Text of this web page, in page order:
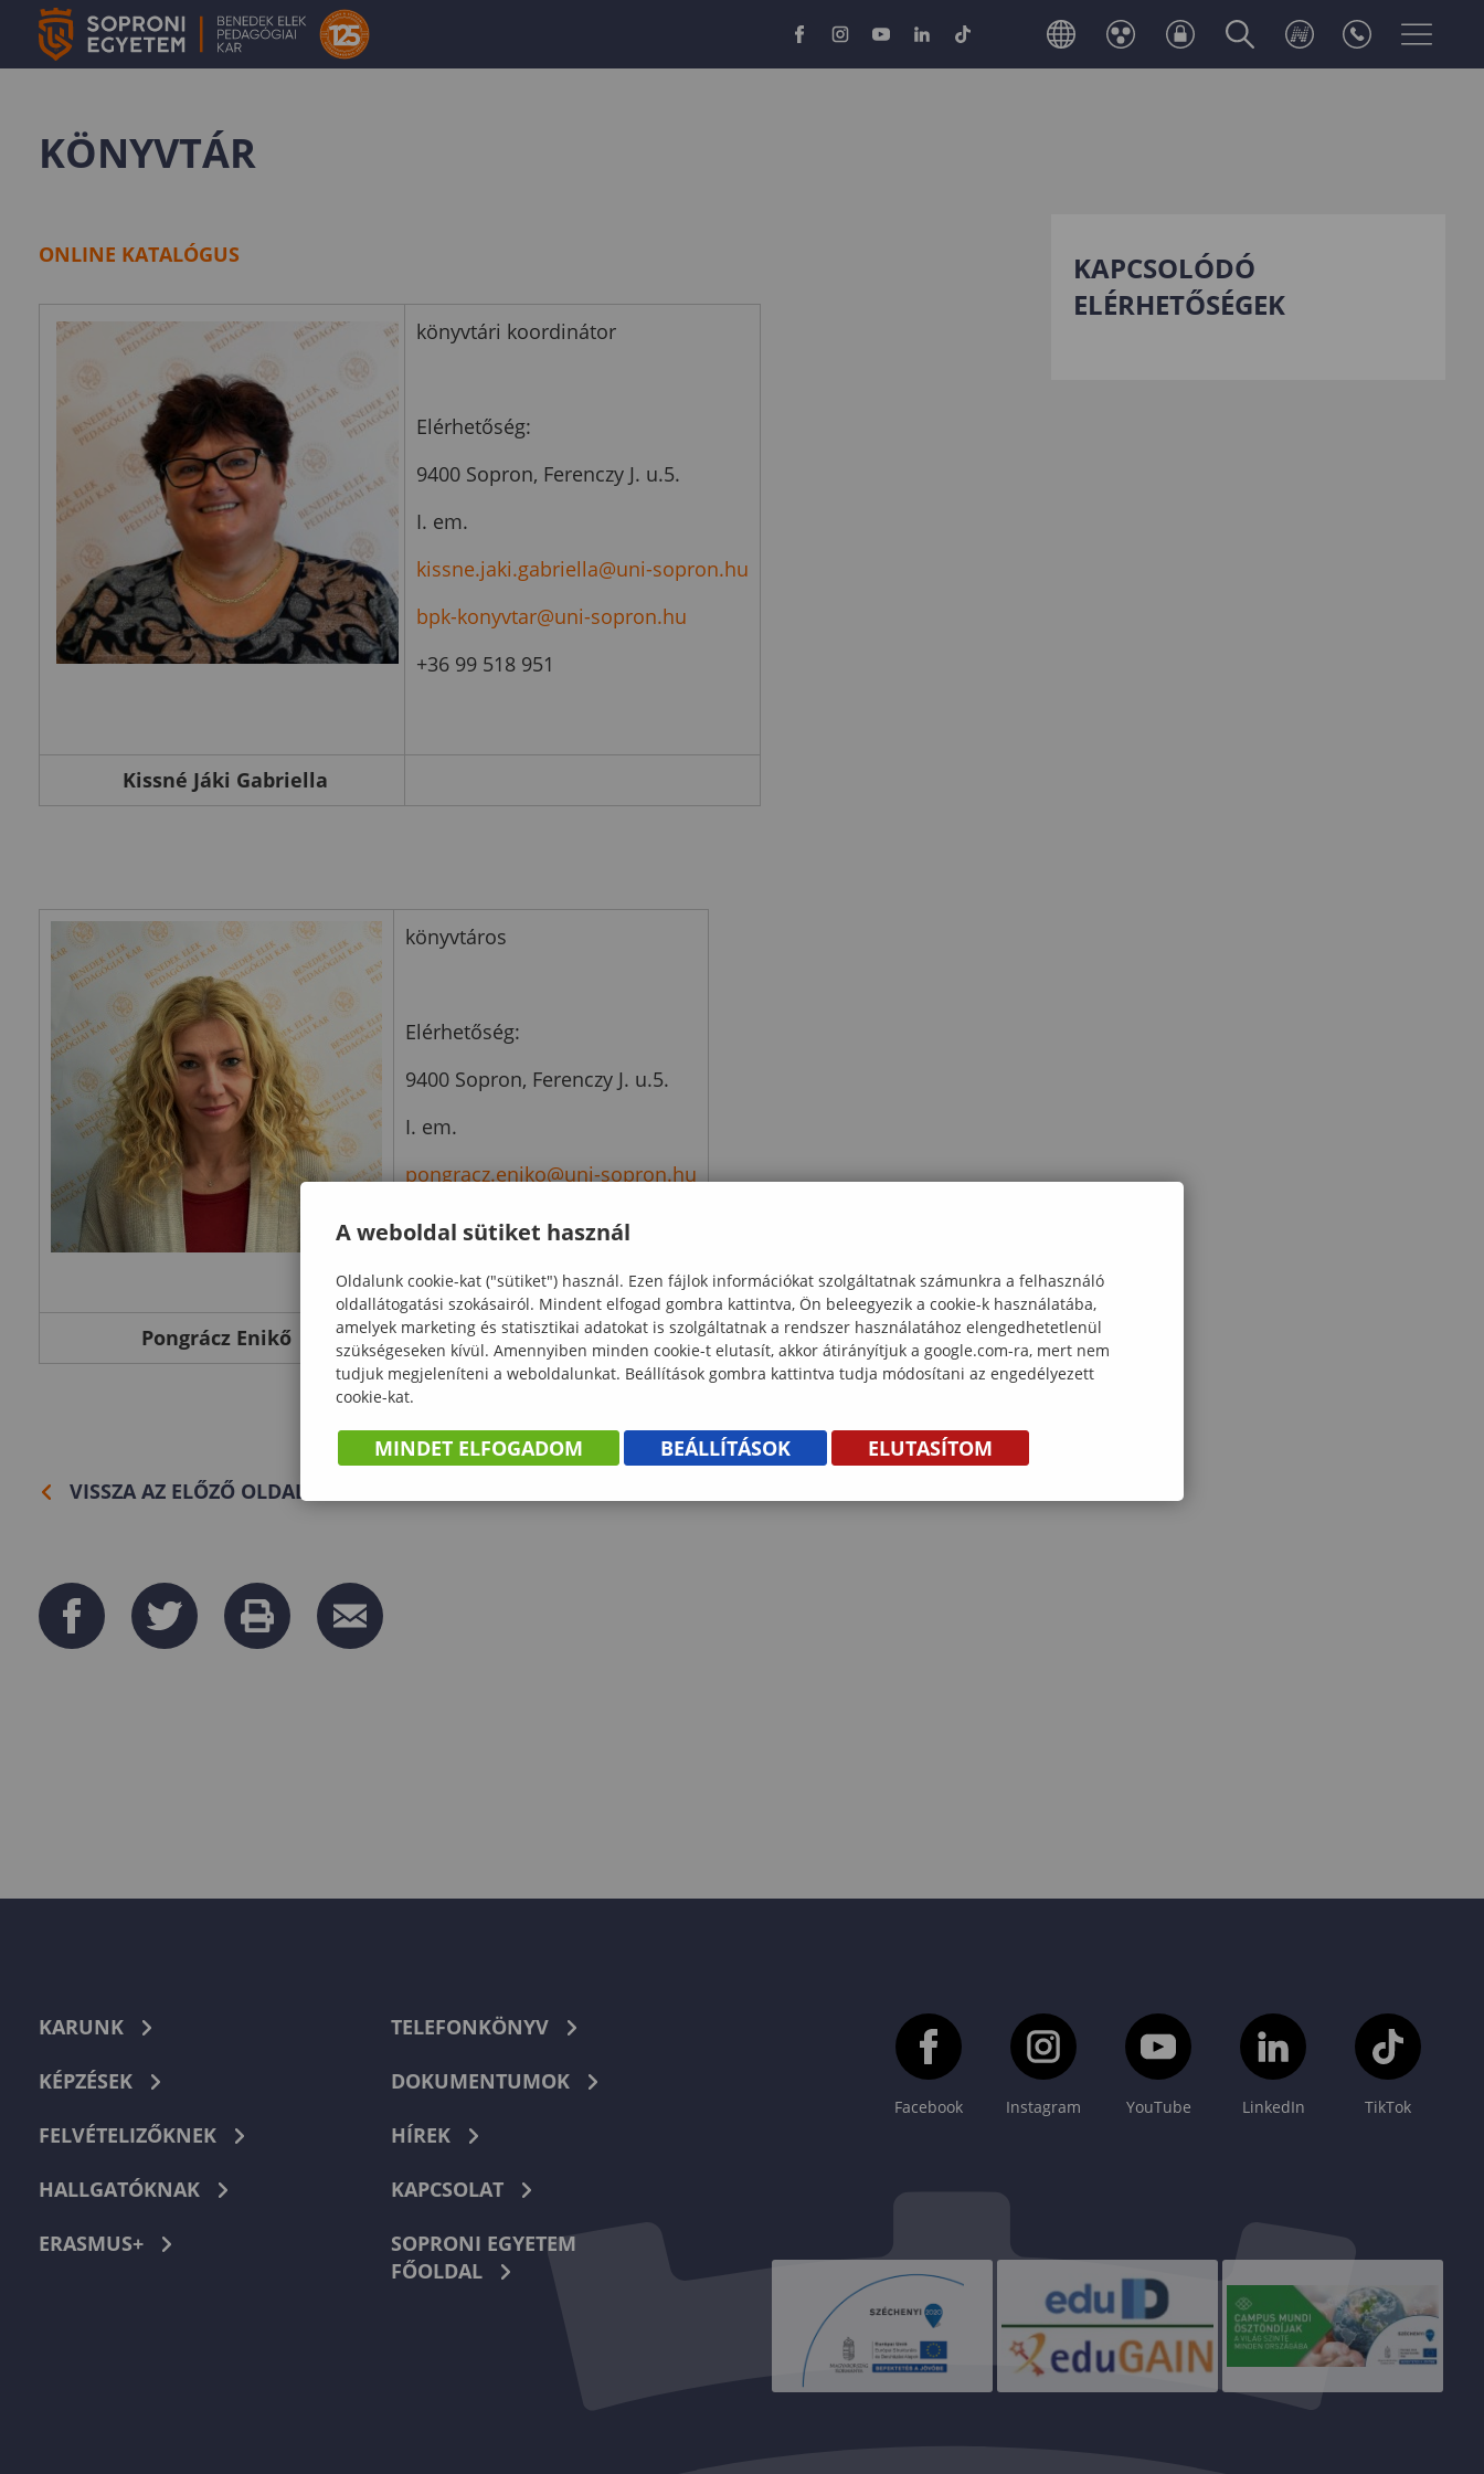
KÖNYVTÁR
ONLINE KATALÓGUS
könyvtári koordinátor
Elérhetőség:
9400 Sopron, Ferenczy J. u.5.
I. em.
kissne.jaki.gabriella@uni-sopron.hu
bpk-konyvtar@uni-sopron.hu
+36 99 518 951
Kissné Jáki Gabriella
könyvtáros
Elérhetőség:
9400 Sopron, Ferenczy J. u.5.
I. em.
pongracz.eniko@uni-sopron.hu
+36 99 518 951
Pongrácz Enikő
VISSZA AZ ELŐZŐ OLDALRA
KAPCSOLÓDÓ
ELÉRHETŐSÉGEK
KARUNK
KÉPZÉSEK
FELVÉTELIZŐKNEK
HALLGATÓKNAK
ERASMUS+
TELEFONKÖNYV
DOKUMENTUMOK
HÍREK
KAPCSOLAT
SOPRONI EGYETEM
FŐOLDAL
Facebook Instagram YouTube LinkedIn TikTok
A weboldal sütiket használ
Oldalunk cookie-kat ("sütiket") használ. Ezen fájlok információkat szolgáltatnak számunkra a felhasználó
oldallátogatási szokásairól. Mindent elfogad gombra kattintva, Ön beleegyezik a cookie-k használatába,
amelyek marketing és statisztikai adatokat is szolgáltatnak a rendszer használatához elengedhetetlenül
szükségeseken kívül. Amennyiben minden cookie-t elutasít, akkor átirányítjuk a google.com-ra, mert nem
tudjuk megjeleníteni a weboldalunkat. Beállítások gombra kattintva tudja módosítani az engedélyezett
cookie-kat.
MINDET ELFOGADOM BEÁLLÍTÁSOK ELUTASÍTOM